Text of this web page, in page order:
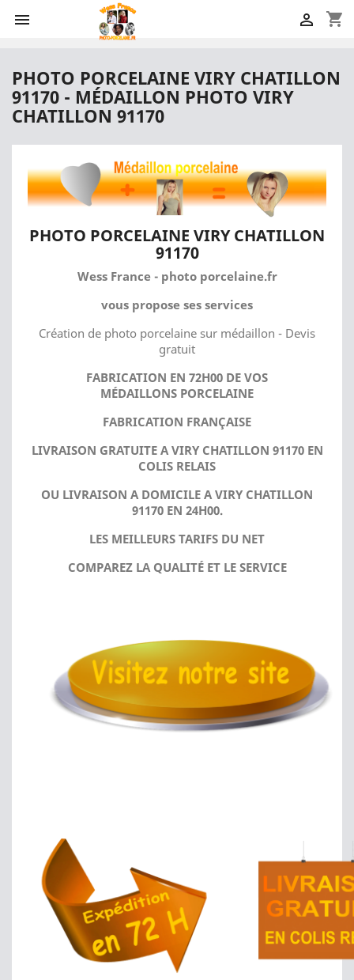
 shopping_cart

PHOTO PORCELAINE VIRY CHATILLON
91170 - MÉDAILLON PHOTO VIRY
CHATILLON 91170
PHOTO PORCELAINE VIRY CHATILLON
91170
Wess France - photo porcelaine.fr
vous propose ses services
Création de photo porcelaine sur médaillon - Devis
gratuit
FABRICATION EN 72H00 DE VOS
MÉDAILLONS PORCELAINE
FABRICATION FRANÇAISE
LIVRAISON GRATUITE A VIRY CHATILLON 91170 EN
COLIS RELAIS
OU LIVRAISON A DOMICILE A VIRY CHATILLON
91170 EN 24H00.
LES MEILLEURS TARIFS DU NET
COMPAREZ LA QUALITÉ ET LE SERVICE